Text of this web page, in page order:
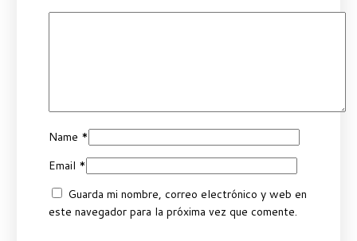
Name *
Email *
Guarda mi nombre, correo electrónico y web en
este navegador para la próxima vez que comente.